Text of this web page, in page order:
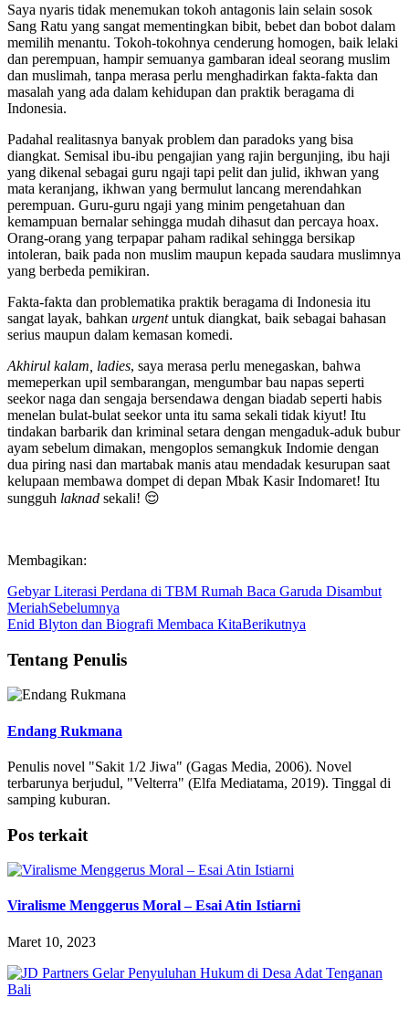
Saya nyaris tidak menemukan tokoh antagonis lain selain sosok
Sang Ratu yang sangat mementingkan bibit, bebet dan bobot dalam
memilih menantu. Tokoh-tokohnya cenderung homogen, baik lelaki
dan perempuan, hampir semuanya gambaran ideal seorang muslim
dan muslimah, tanpa merasa perlu menghadirkan fakta-fakta dan
masalah yang ada dalam kehidupan dan praktik beragama di
Indonesia.
Padahal realitasnya banyak problem dan paradoks yang bisa
diangkat. Semisal ibu-ibu pengajian yang rajin bergunjing, ibu haji
yang dikenal sebagai guru ngaji tapi pelit dan julid, ikhwan yang
mata keranjang, ikhwan yang bermulut lancang merendahkan
perempuan. Guru-guru ngaji yang minim pengetahuan dan
kemampuan bernalar sehingga mudah dihasut dan percaya hoax.
Orang-orang yang terpapar paham radikal sehingga bersikap
intoleran, baik pada non muslim maupun kepada saudara muslimnya
yang berbeda pemikiran.
Fakta-fakta dan problematika praktik beragama di Indonesia itu
sangat layak, bahkan urgentuntuk diangkat, baik sebagai bahasan
serius maupun dalam kemasan komedi.
Akhirul kalam, ladies, saya merasa perlu menegaskan, bahwa
memeperkan upil sembarangan, mengumbar bau napas seperti
seekor naga dan sengaja bersendawa dengan biadab seperti habis
menelan bulat-bulat seekor unta itu sama sekali tidak kiyut! Itu
tindakan barbarik dan kriminal setara dengan mengaduk-aduk bubur
ayam sebelum dimakan, mengoplos semangkuk Indomie dengan
dua piring nasi dan martabak manis atau mendadak kesurupan saat
kelupaan membawa dompet di depan Mbak Kasir Indomaret! Itu
sungguh laknad sekali! 😌
Membagikan:
Gebyar Literasi Perdana di TBM Rumah Baca Garuda Disambut
MeriahSebelumnya
Enid Blyton dan Biografi Membaca KitaBerikutnya
Tentang Penulis
Endang Rukmana
Penulis novel "Sakit 1/2 Jiwa" (Gagas Media, 2006). Novel
terbarunya berjudul, "Velterra" (Elfa Mediatama, 2019). Tinggal di
samping kuburan.
Pos terkait
Viralisme Menggerus Moral – Esai Atin Istiarni
Maret 10, 2023